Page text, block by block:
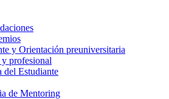
y Orientación preuniversitaria
profesional
del Estudiante
de Mentoring